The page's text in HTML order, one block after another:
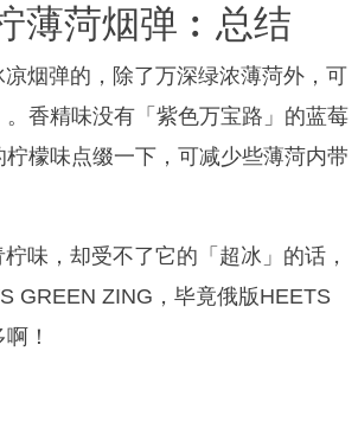
薄菏烟弹︰总结
烟弹的，除了万深绿浓薄菏外，可
香精味没有「紫色万宝路」的蓝莓
檬味点缀一下，可减少些薄菏内带
味，却受不了它的「超冰」的话，
GREEN ZING，毕竟俄版HEETS
！